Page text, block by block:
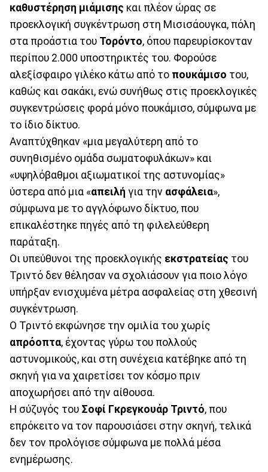
καθυστέρηση μιάμισης και πλέον ώρας σε
προεκλογική συγκέντρωση στη Μισισάουγκα, πόλη
στα προάστια του Τορόντο, όπου παρευρίσκονταν
περίπου 2.000 υποστηρικτές του. Φορούσε
αλεξίσφαιρο γιλέκο κάτω από το πουκάμισο του,
καθώς και σακάκι, ενώ συνήθως στις προεκλογικές
συγκεντρώσεις φορά μόνο πουκάμισο, σύμφωνα με
το ίδιο δίκτυο.
Αναπτύχθηκαν «μια μεγαλύτερη από το
συνηθισμένο ομάδα σωματοφυλάκων» και
«υψηλόβαθμοι αξιωματικοί της αστυνομίας»
ύστερα από μια «απειλή για την ασφάλεια»,
σύμφωνα με το αγγλόφωνο δίκτυο, που
επικαλέστηκε πηγές από τη φιλελεύθερη
παράταξη.
Οι υπεύθυνοι της προεκλογικής εκστρατείας του
Τριντό δεν θέλησαν να σχολιάσουν για ποιο λόγο
υπήρξαν ενισχυμένα μέτρα ασφαλείας στη χθεσινή
συγκέντρωση.
Ο Τριντό εκφώνησε την ομιλία του χωρίς
απρόοπτα, έχοντας γύρω του πολλούς
αστυνομικούς, και στη συνέχεια κατέβηκε από τη
σκηνή για να χαιρετίσει τον κόσμο πριν
αποχωρήσει από την αίθουσα.
Η σύζυγός του Σοφί Γκρεγκουάρ Τριντό, που
επρόκειτο να τον παρουσιάσει στην σκηνή, τελικά
δεν τον προλόγισε σύμφωνα με πολλά μέσα
ενημέρωσης.